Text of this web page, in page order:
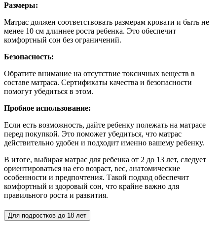
Размеры:
Матрас должен соответствовать размерам кровати и быть не
менее 10 см длиннее роста ребенка. Это обеспечит
комфортный сон без ограничений.
Безопасность:
Обратите внимание на отсутствие токсичных веществ в
составе матраса. Сертификаты качества и безопасности
помогут убедиться в этом.
Пробное использование:
Если есть возможность, дайте ребенку полежать на матрасе
перед покупкой. Это поможет убедиться, что матрас
действительно удобен и подходит именно вашему ребенку.
В итоге, выбирая матрас для ребенка от 2 до 13 лет, следует
ориентироваться на его возраст, вес, анатомические
особенности и предпочтения. Такой подход обеспечит
комфортный и здоровый сон, что крайне важно для
правильного роста и развития.
Для подростков до 18 лет